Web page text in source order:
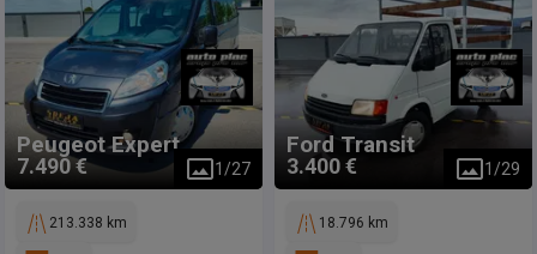
Peugeot Expert
7.490 € 1 /27
213.338 km
Ford Transit
3.400 € 1 /29
18.796 km